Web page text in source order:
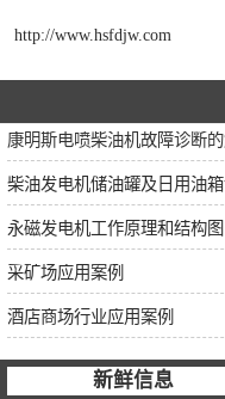
http://www.hsfdjw.com
永磁发电机工作原理和结构图
采矿场应用案例
酒店商场行业应用案例
新鲜信息